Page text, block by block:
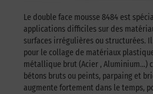
Le double face mousse 8484 est
applications difficiles sur des
surfaces irrégulières ou structurées.
pour le collage de matériaux
métallique brut (Acier , Aluminium…)
bétons bruts ou peints, parpaing et
augmente fortement dans le temps,